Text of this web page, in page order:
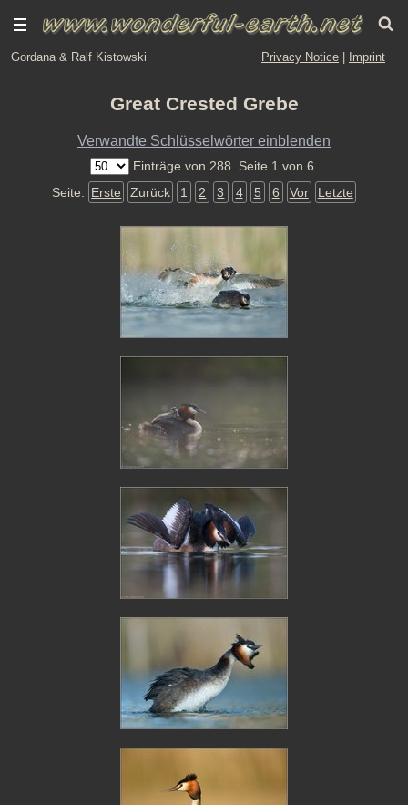
Gordana & Ralf Kistowski Privacy Notice Imprint
Great Crested Grebe
Verwandte Schlüsselwörter einblenden
Einträge von 288. Seite 1 von 6.
Seite: Erste Zurück 1 2 3 4 5 6 Vor Letzte